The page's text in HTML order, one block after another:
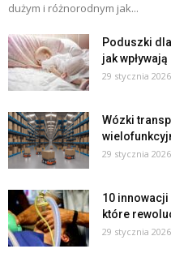
dużym i różnorodnym jak...
Poduszki
jak
29 stycznia 2026
Wózki
29 stycznia 2026
10
które
29 stycznia 2026